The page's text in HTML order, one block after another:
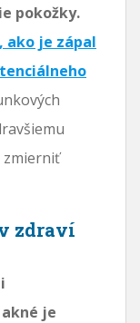
pokožky.
ako je zápal
zmierniť
zdraví
je